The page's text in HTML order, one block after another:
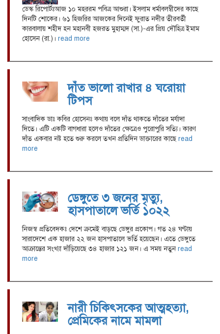
ডেস্ক রিপোর্টঃআজ ১০ মহররম পবিত্র আশুরা। ইসলাম ধর্মাবলম্বীদের কাছে
দিনটি শোকের। ৬১ হিজরির আজকের দিনেই ফুরাত নদীর তীরবর্তী
কারবালায় শহীদ হন মহানবী হজরত মুহাম্মদ (সা.)-এর প্রিয় দৌহিত্র ইমাম
হোসেন (রা.)। read more
দাঁত ভালো রাখার ৪ ঘরোয়া
টিপস
সাংবাদিক ডাঃ কবির হোসেনঃ কথায় বলে দাঁত থাকতে দাঁতের মর্যাদা
দিতে। এটি একটি বাগধারা হলেও দাঁতের ক্ষেত্রেও পুরোপুরি সত্যি। কারণ
দাঁত একবার নষ্ট হতে শুরু করলে তখন প্রতিদিন ডাক্তারের কাছে read
more
ডেঙ্গুতে ৩ জনের মৃত্যু,
হাসপাতালে ভর্তি ১০২২
নিজস্ব প্রতিবেদকঃ দেশে ক্রমেই বাড়ছে ডেঙ্গুর প্রকোপ। গত ২৪ ঘণ্টায়
সারাদেশে এক হাজার ২২ জন হাসপাতালে ভর্তি হয়েছেন। এতে ডেঙ্গুতে
আক্রান্তের সংখ্যা দাঁড়িয়েছে ৩৪ হাজার ১২১ জন। এ সময় নতুন read
more
নারী চিকিৎসকের আত্মহত্যা,
প্রেমিকের নামে মামলা